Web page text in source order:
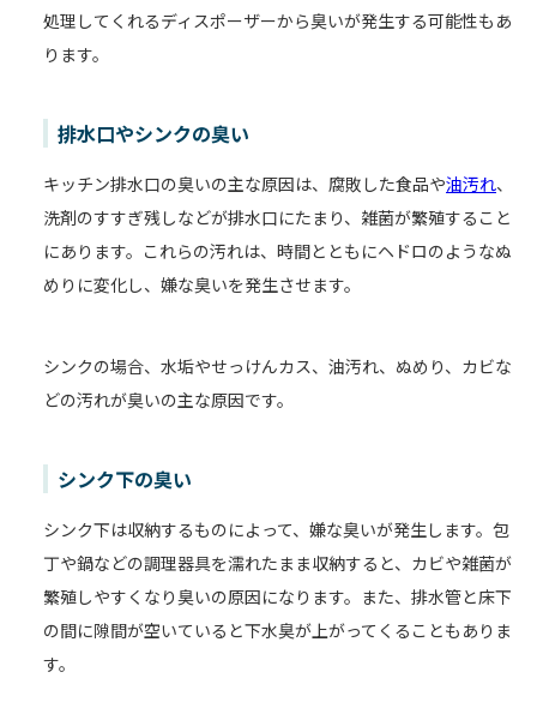
処理してくれるディスポーザーから臭いが発生する可能性もあ
ります。
排水口やシンクの臭い
キッチン排水口の臭いの主な原因は、腐敗した食品や油汚れ、
洗剤のすすぎ残しなどが排水口にたまり、雑菌が繁殖すること
にあります。これらの汚れは、時間とともにヘドロのようなぬ
めりに変化し、嫌な臭いを発生させます。
シンクの場合、水垢やせっけんカス、油汚れ、ぬめり、カビな
どの汚れが臭いの主な原因です。
シンク下の臭い
シンク下は収納するものによって、嫌な臭いが発生します。包
丁や鍋などの調理器具を濡れたまま収納すると、カビや雑菌が
繁殖しやすくなり臭いの原因になります。また、排水管と床下
の間に隙間が空いていると下水臭が上がってくることもありま
す。